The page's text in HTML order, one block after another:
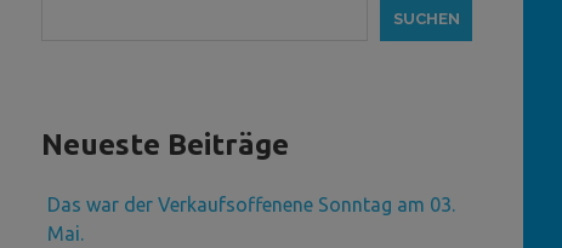
SUCHEN
Neueste Beiträge
Das war der Verkaufsoffenene Sonntag am 03.
Mai.